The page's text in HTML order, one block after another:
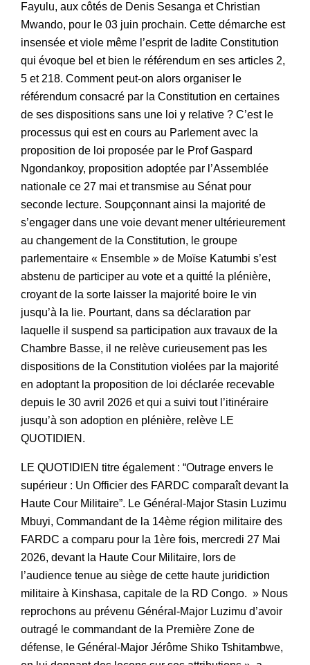
Fayulu, aux côtés de Denis Sesanga et Christian
Mwando, pour le 03 juin prochain. Cette démarche est
insensée et viole même l’esprit de ladite Constitution
qui évoque bel et bien le référendum en ses articles 2,
5 et 218. Comment peut-on alors organiser le
référendum consacré par la Constitution en certaines
de ses dispositions sans une loi y relative ? C’est le
processus qui est en cours au Parlement avec la
proposition de loi proposée par le Prof Gaspard
Ngondankoy, proposition adoptée par l’Assemblée
nationale ce 27 mai et transmise au Sénat pour
seconde lecture. Soupçonnant ainsi la majorité de
s’engager dans une voie devant mener ultérieurement
au changement de la Constitution, le groupe
parlementaire « Ensemble » de Moïse Katumbi s’est
abstenu de participer au vote et a quitté la plénière,
croyant de la sorte laisser la majorité boire le vin
jusqu’à la lie. Pourtant, dans sa déclaration par
laquelle il suspend sa participation aux travaux de la
Chambre Basse, il ne relève curieusement pas les
dispositions de la Constitution violées par la majorité
en adoptant la proposition de loi déclarée recevable
depuis le 30 avril 2026 et qui a suivi tout l’itinéraire
jusqu’à son adoption en plénière, relève LE
QUOTIDIEN.
LE QUOTIDIEN titre également : “Outrage envers le
supérieur : Un Officier des FARDC comparaît devant la
Haute Cour Militaire”. Le Général-Major Stasin Luzimu
Mbuyi, Commandant de la 14ème région militaire des
FARDC a comparu pour la 1ère fois, mercredi 27 Mai
2026, devant la Haute Cour Militaire, lors de
l’audience tenue au siège de cette haute juridiction
militaire à Kinshasa, capitale de la RD Congo. » Nous
reprochons au prévenu Général-Major Luzimu d’avoir
outragé le commandant de la Première Zone de
défense, le Général-Major Jérôme Shiko Tshitambwe,